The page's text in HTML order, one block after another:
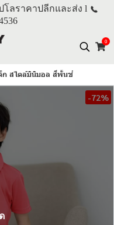
โลราคาปลีกและส่ง l
0
ด็ก สไตล์มินิมอล สีพั้นช์
-72%